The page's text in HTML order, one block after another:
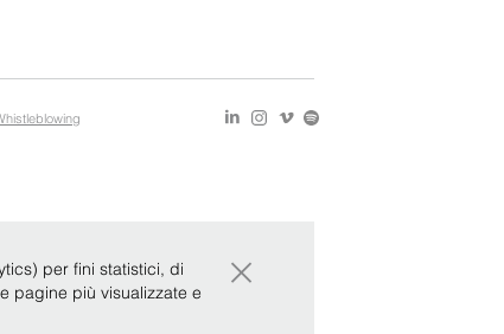
per fini statistici, di
pagine più visualizzate e
×